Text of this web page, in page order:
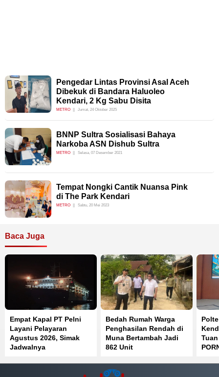
Pengedar Lintas Provinsi Asal Aceh
Dibekuk di Bandara Haluoleo
Kendari, 2 Kg Sabu Disita
METRO Jumat, 24 Oktober 2025
BNNP Sultra Sosialisasi Bahaya
Narkoba ASN Dishub Sultra
METRO Selasa, 07 Desember 2021
Tempat Nongki Cantik Nuansa Pink
di The Park Kendari
METRO Sabtu, 20 Mei 2023
Baca Juga
Empat Kapal PT Pelni
Layani Pelayaran
Agustus 2026, Simak
Jadwalnya
Bedah Rumah Warga
Penghasilan Rendah di
Muna Bertambah Jadi
862 Unit